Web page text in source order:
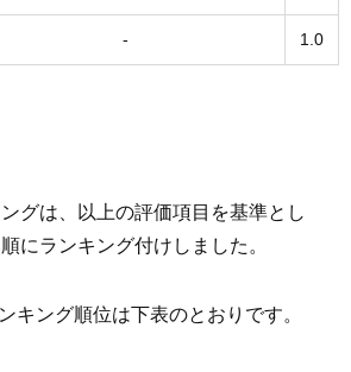
- 1.0
グは、以上の評価項目を基準とし
にランキング付けしました。
キング順位は下表のとおりです。